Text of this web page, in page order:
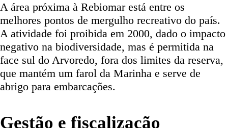
A área próxima à Rebiomar está entre os
melhores pontos de mergulho recreativo do país.
A atividade foi proibida em 2000, dado o impacto
negativo na biodiversidade, mas é permitida na
face sul do Arvoredo, fora dos limites da reserva,
que mantém um farol da Marinha e serve de
abrigo para embarcações.
Gestão e fiscalização